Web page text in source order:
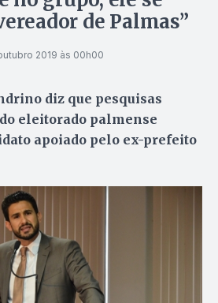
de Palmas”
2019 às 00h00
diz que pesquisas
eleitorado palmense
apoiado pelo ex-prefeito